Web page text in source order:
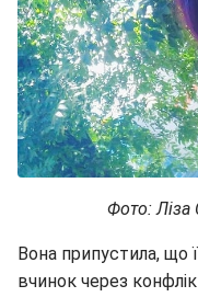
Фото: Ліза
Вона припустила, що
вчинок через